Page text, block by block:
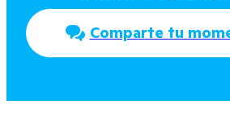
Comparte tu